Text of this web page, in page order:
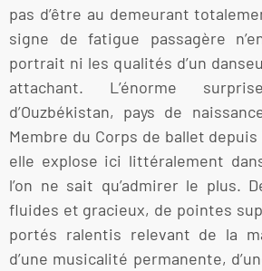
pas d’être au demeurant
signe de fatigue passagère
portrait ni les qualités d’un
attachant. L’énorme
d’Ouzbékistan, pays de
Membre du Corps de ballet
elle explose ici littéralement
l’on ne sait qu’admirer le plus.
fluides et gracieux, de pointes
portés ralentis relevant de la
d’une musicalité permanente,